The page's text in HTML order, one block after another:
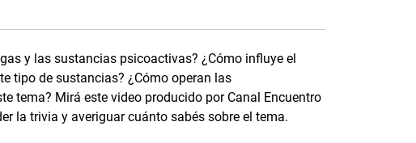
y las sustancias psicoactivas? ¿Cómo influye el
tipo de sustancias? ¿Cómo operan las
tema? Mirá este video producido por Canal Encuentro
la trivia y averiguar cuánto sabés sobre el tema.